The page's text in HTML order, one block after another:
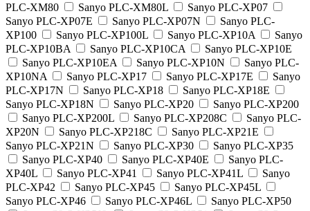
PLC-XM80
Sanyo PLC-XM80L
Sanyo PLC-XP07
Sanyo PLC-XP07E
Sanyo PLC-XP07N
Sanyo PLC-
XP100
Sanyo PLC-XP100L Sanyo PLC-XP10A
Sanyo
PLC-XP10BA
Sanyo PLC-XP10CA
Sanyo PLC-XP10E
Sanyo PLC-XP10EA
Sanyo PLC-XP10N
Sanyo PLC-
XP10NA
Sanyo PLC-XP17 Sanyo PLC-XP17E
Sanyo
PLC-XP17N
Sanyo PLC-XP18
Sanyo PLC-XP18E
Sanyo PLC-XP18N
Sanyo PLC-XP20
Sanyo PLC-XP200
Sanyo PLC-XP200L
Sanyo PLC-XP208C
Sanyo PLC-
XP20N
Sanyo PLC-XP218C
Sanyo PLC-XP21E
Sanyo PLC-XP21N
Sanyo PLC-XP30
Sanyo PLC-XP35
Sanyo PLC-XP40
Sanyo PLC-XP40E
Sanyo PLC-
XP40L
Sanyo PLC-XP41 Sanyo PLC-XP41L
Sanyo
PLC-XP42
Sanyo PLC-XP45
Sanyo PLC-XP45L
Sanyo PLC-XP46
Sanyo PLC-XP46L
Sanyo PLC-XP50